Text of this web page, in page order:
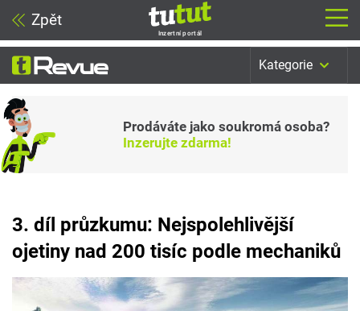
Zpět
Inzertní portál
Kategorie
Prodáváte jako soukromá osoba?
Inzerujte zdarma!
3. díl průzkumu: Nejspolehlivější
ojetiny nad 200 tisíc podle mechaniků